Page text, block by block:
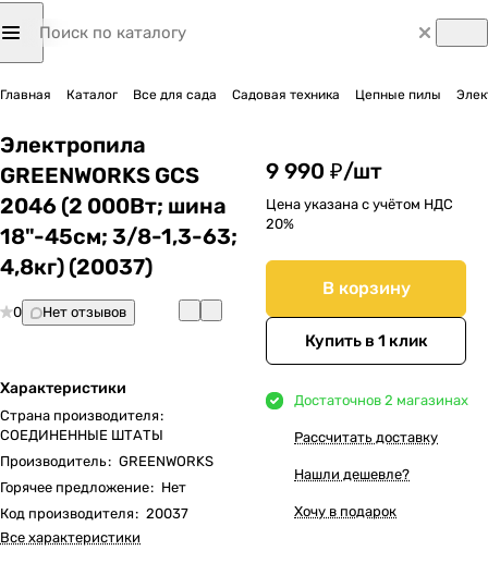
Главная Каталог Все для сада Садовая техника Цепные пилы
Электропила
GREENWORKS GCS
2046 (2 000Вт; шина
18"-45см; 3/8-1,3-63;
4,8кг) (20037)
0 Нет отзывов
Характеристики
Страна производителя:
СОЕДИНЕННЫЕ ШТАТЫ
Производитель: GREENWORKS
Горячее предложение: Нет
Код производителя: 20037
Все характеристики
9 990 ₽/шт
Цена указана с учётом НДС
20%
В корзину
Купить в 1 клик
Достаточнов 2 магазинах
Рассчитать доставку
Нашли дешевле?
Хочу в подарок